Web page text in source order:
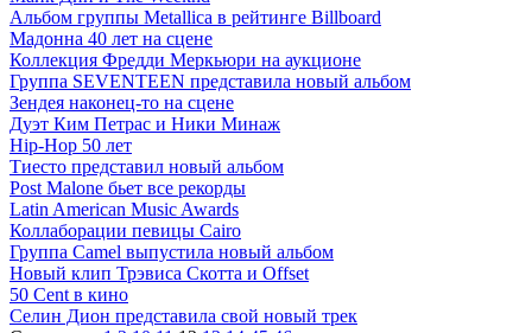
Альбом группы Metallica в рейтинге Billboard
Мадонна 40 лет на сцене
Коллекция Фредди Меркьюри на аукционе
Группа SEVENTEEN представила новый альбом
Зендея наконец-то на сцене
Дуэт Ким Петрас и Ники Минаж
Hip-Hop 50 лет
Тиесто представил новый альбом
Post Malone бьет все рекорды
Latin American Music Awards
Коллаборации певицы Сairo
Группа Camel выпустила новый альбом
Новый клип Трэвиса Скотта и Offset
50 Cent в кино
Селин Дион представила свой новый трек